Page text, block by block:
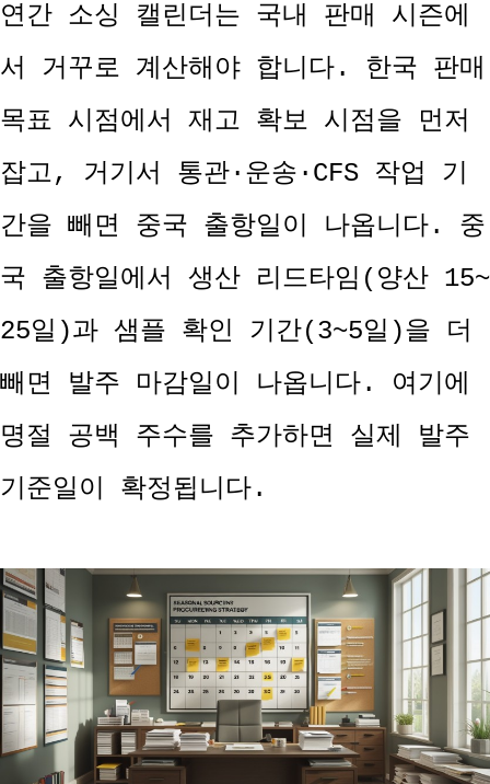
연간 소싱 캘린더는 국내 판매 시즌에
서 거꾸로 계산해야 합니다. 한국 판매
목표 시점에서 재고 확보 시점을 먼저
잡고, 거기서 통관·운송·CFS 작업 기
간을 빼면 중국 출항일이 나옵니다. 중
국 출항일에서 생산 리드타임(양산 15~
25일)과 샘플 확인 기간(3~5일)을 더
빼면 발주 마감일이 나옵니다. 여기에
명절 공백 주수를 추가하면 실제 발주
기준일이 확정됩니다.